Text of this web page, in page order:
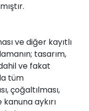
ve diğer kayıtlı
tasarım,
ve fakat
tüm
çoğaltılması,
aykırı